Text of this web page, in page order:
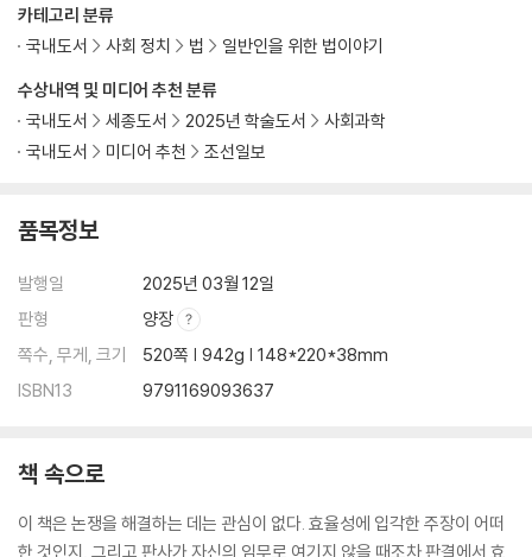
수상내역 및 미디어 추천 분류
국내도서
세종도서 2025년 학술도서
사회과학
국내도서
미디어 추천 조선일보
카테고리 분류
국내도서
사회 정치 법 일반인을 위한 법이야기
품목정보
발행일
2025년 03월 12일
판형
양장
쪽수, 무게, 크기
520쪽 | 942g | 148*220*38mm
ISBN13
9791169093637
책 속으로
이 책은 논쟁을 해결하는 데는 관심이 없다. 효율성에 입각한 주장이 어떠
한 것인지, 그리고 판사가 자신의 임무로 여기지 않을 때조차 판결에서 효